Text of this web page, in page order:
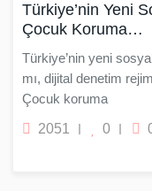
Türkiye’nin Yeni
Çocuk Koruma…
Türkiye’nin yeni
mı, dijital denetim
Çocuk koruma
2051
0